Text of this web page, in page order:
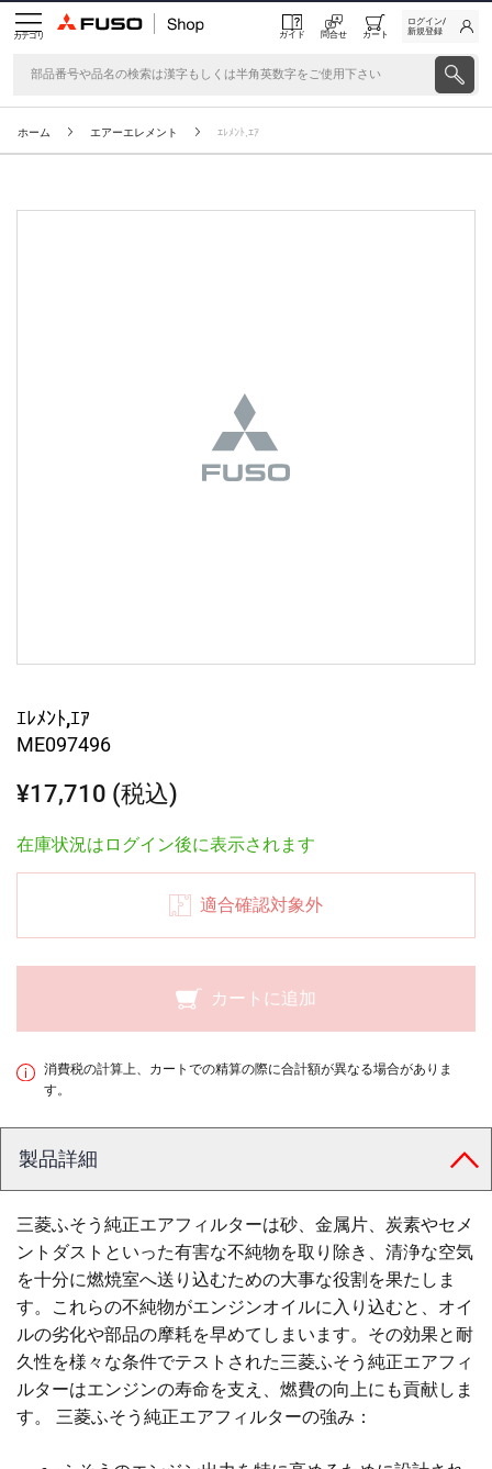
カテゴリ ガイド 問合せ カート
ログイン/
新規登録
ホーム エアーエレメント ｴﾚﾒﾝﾄ,ｴｱ
ｴﾚﾒﾝﾄ,ｴｱ
ME097496
¥17,710 (税込)
在庫状況はログイン後に表示されます
適合確認対象外
カートに追加
消費税の計算上、カートでの精算の際に合計額が異なる場合がありま
す。
製品詳細
三菱ふそう純正エアフィルターは砂、金属片、炭素やセメ
ントダストといった有害な不純物を取り除き、清浄な空気
を十分に燃焼室へ送り込むための大事な役割を果たしま
す。これらの不純物がエンジンオイルに入り込むと、オイ
ルの劣化や部品の摩耗を早めてしまいます。その効果と耐
久性を様々な条件でテストされた三菱ふそう純正エアフィ
ルターはエンジンの寿命を支え、燃費の向上にも貢献しま
す。 三菱ふそう純正エアフィルターの強み：